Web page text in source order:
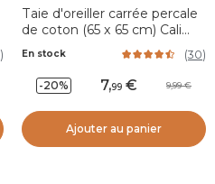
)
Taie d'oreiller carrée percale
de coton (65 x 65 cm) Cali
En stock (30)
-20% 7,99 9,99
Ajouter au panier